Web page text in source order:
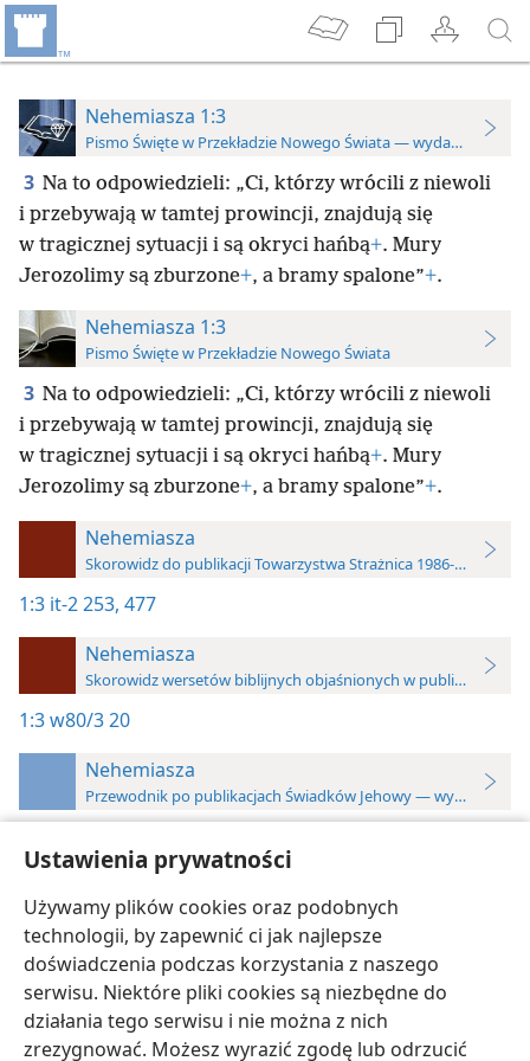
Ustawienia prywatności
Używamy plików cookies oraz podobnych
technologii, by zapewnić ci jak najlepsze
doświadczenia podczas korzystania z naszego
serwisu. Niektóre pliki cookies są niezbędne do
działania tego serwisu i nie można z nich
zrezygnować. Możesz wyrazić zgodę lub odrzucić
Nehemiasza 1:3
Pismo Święte w Przekładzie Nowego Świata — wydanie do
3 Na to odpowiedzieli: „Ci, którzy wrócili z niewoli
i przebywają w tamtej prowincji, znajdują się
w tragicznej sytuacji i są okryci hańbą+. Mury
Jerozolimy są zburzone+, a bramy spalone”+.
Nehemiasza 1:3
Pismo Święte w Przekładzie Nowego Świata
3 Na to odpowiedzieli: „Ci, którzy wrócili z niewoli
i przebywają w tamtej prowincji, znajdują się
w tragicznej sytuacji i są okryci hańbą+. Mury
Jerozolimy są zburzone+, a bramy spalone”+.
Nehemiasza
Skorowidz do publikacji Towarzystwa Strażnica 1986-2024
1:3 it-2 253, 477
Nehemiasza
Skorowidz wersetów biblijnych objaśnionych w publikacjach
1:3w80/3 20
Nehemiasza
Przewodnik po publikacjach Świadków Jehowy — wydanie z
Wnikliwe poznawanie Pism , tom 2, s. 477